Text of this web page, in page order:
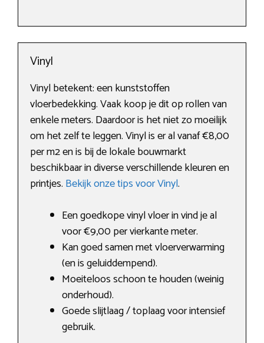
Vinyl
Vinyl betekent: een kunststoffen
vloerbedekking. Vaak koop je dit op rollen van
enkele meters. Daardoor is het niet zo moeilijk
om het zelf te leggen. Vinyl is er al vanaf €8,00
per m2 en is bij de lokale bouwmarkt
beschikbaar in diverse verschillende kleuren en
printjes. Bekijk onze tips voor Vinyl.
Een goedkope vinyl vloer in vind je al
voor €9,00 per vierkante meter.
Kan goed samen met vloerverwarming
(en is geluiddempend).
Moeiteloos schoon te houden (weinig
onderhoud).
Goede slijtlaag / toplaag voor intensief
gebruik.